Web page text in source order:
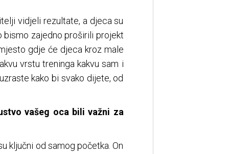
vidjeli rezultate, a djeca su
bismo zajedno proširili projekt
gdje će djeca kroz male
vrstu treninga kakvu sam i
kako bi svako dijete, od
vašeg oca bili važni za
ključni od samog početka. On